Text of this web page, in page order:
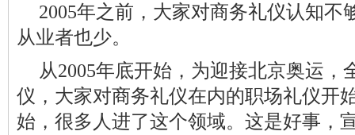
2005年之前，大家对商务礼仪认知不
从业者也少。
从2005年底开始，为迎接北京奥运，
仪，大家对商务礼仪在内的职场礼仪开
始，很多人进了这个领域。这是好事，